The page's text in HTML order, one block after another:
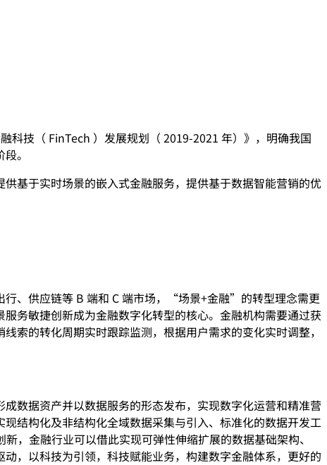
科技（ FinTech ）发展规划（ 2019-2021 年）》，明确我国
。
基于实时场景的嵌⼊式金融服务，提供基于数据智能营销的优
、供应链等 B 端和 C 端市场，“场景+金融”的转型理念需更
务敏捷创新成为金融数字化转型的核心。金融机构需要通过获
索的转化周期实时跟踪监测，根据用户需求的变化实时调整，
数据资产并以数据服务的形态发布，实现数字化运营和精准营
结构化及⾮结构化全域数据采集与引⼊、标准化的数据开发⼯
，金融行业可以借此实现可弹性伸缩扩展的数据基础架构、
，以科技为引领，科技赋能业务，构建数字金融体系，更好的